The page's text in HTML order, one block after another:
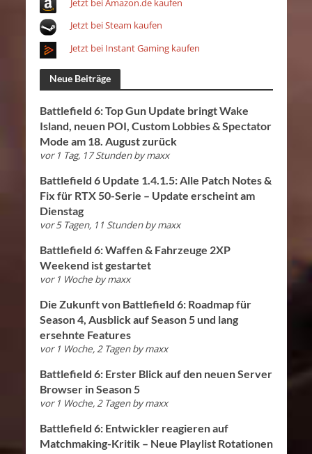
Jetzt bei Amazon.de kaufen
Jetzt bei Steam kaufen
Jetzt bei Instant Gaming kaufen
Neue Beiträge
Battlefield 6: Top Gun Update bringt Wake
Island, neuen POI, Custom Lobbies & Spectator
Mode am 18. August zurück
vor 1 Tag, 17 Stunden bymaxx
Battlefield 6 Update 1.4.1.5: Alle Patch Notes &
Fix für RTX 50-Serie – Update erscheint am
Dienstag
vor 5 Tagen, 11 Stunden bymaxx
Battlefield 6: Waffen & Fahrzeuge 2XP
Weekend ist gestartet
vor 1 Woche bymaxx
Die Zukunft von Battlefield 6: Roadmap für
Season 4, Ausblick auf Season 5 und lang
ersehnte Features
vor 1 Woche, 2 Tagen bymaxx
Battlefield 6: Erster Blick auf den neuen Server
Browser in Season 5
vor 1 Woche, 2 Tagen bymaxx
Battlefield 6: Entwickler reagieren auf
Matchmaking-Kritik – Neue Playlist Rotationen